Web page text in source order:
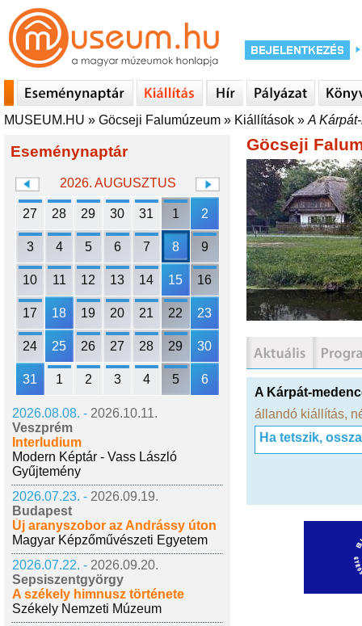
MUSEUM.HU » Göcseji Falumúzeum » Kiállítások » A
Eseménynaptár
2026. AUGUSZTUS
27 28 29 30 31 1 2
3 4 5 6 7 8 9
10 11 12 13 14 15 16
17 18 19 20 21 22 23
24 25 26 27 28 29 30
31 1 2 3 4 5 6
2026.08.08. - 2026.10.11.
Veszprém
Interludium
Modern Képtár - Vass László
Gyűjtemény
2026.07.23. - 2026.09.19.
Budapest
Új aranyszobor az Andrássy úton
Magyar Képzőművészeti Egyetem
2026.07.22. - 2026.09.20.
Sepsiszentgyörgy
A székely himnusz története
Székely Nemzeti Múzeum
Göcseji
A Kárpát-
állandó kiállítás,
Ha tetszik,